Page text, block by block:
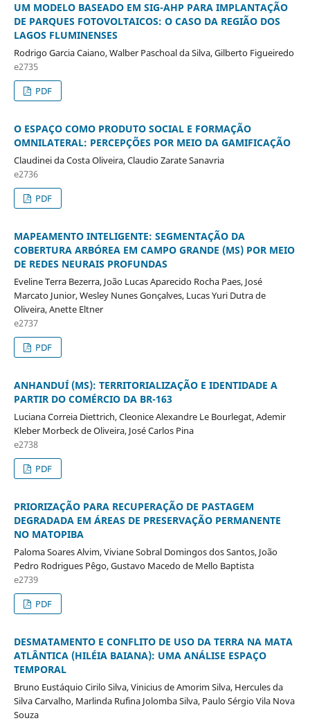
UM MODELO BASEADO EM SIG-AHP PARA IMPLANTAÇÃO
DE PARQUES FOTOVOLTAICOS: O CASO DA REGIÃO DOS
LAGOS FLUMINENSES
Rodrigo Garcia Caiano, Walber Paschoal da Silva, Gilberto Figueiredo
e2735
PDF
O ESPAÇO COMO PRODUTO SOCIAL E FORMAÇÃO
OMNILATERAL: PERCEPÇÕES POR MEIO DA GAMIFICAÇÃO
Claudinei da Costa Oliveira, Claudio Zarate Sanavria
e2736
PDF
MAPEAMENTO INTELIGENTE: SEGMENTAÇÃO DA
COBERTURA ARBÓREA EM CAMPO GRANDE (MS) POR MEIO
DE REDES NEURAIS PROFUNDAS
Eveline Terra Bezerra, João Lucas Aparecido Rocha Paes, José
Marcato Junior, Wesley Nunes Gonçalves, Lucas Yuri Dutra de
Oliveira, Anette Eltner
e2737
PDF
ANHANDUÍ (MS): TERRITORIALIZAÇÃO E IDENTIDADE A
PARTIR DO COMÉRCIO DA BR-163
Luciana Correia Diettrich, Cleonice Alexandre Le Bourlegat, Ademir
Kleber Morbeck de Oliveira, José Carlos Pina
e2738
PDF
PRIORIZAÇÃO PARA RECUPERAÇÃO DE PASTAGEM
DEGRADADA EM ÁREAS DE PRESERVAÇÃO PERMANENTE
NO MATOPIBA
Paloma Soares Alvim, Viviane Sobral Domingos dos Santos, João
Pedro Rodrigues Pêgo, Gustavo Macedo de Mello Baptista
e2739
PDF
DESMATAMENTO E CONFLITO DE USO DA TERRA NA MATA
ATLÂNTICA (HILÉIA BAIANA): UMA ANÁLISE ESPAÇO
TEMPORAL
Bruno Eustáquio Cirilo Silva, Vinicius de Amorim Silva, Hercules da
Silva Carvalho, Marlinda Rufina Jolomba Silva, Paulo Sérgio Vila Nova
Souza